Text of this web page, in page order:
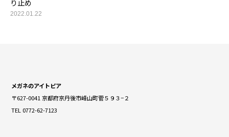
り止め
2022.01.22
メガネのアイトピア
〒627-0041 京都府京丹後市峰山町菅５９３−２
TEL 0772-62-7123